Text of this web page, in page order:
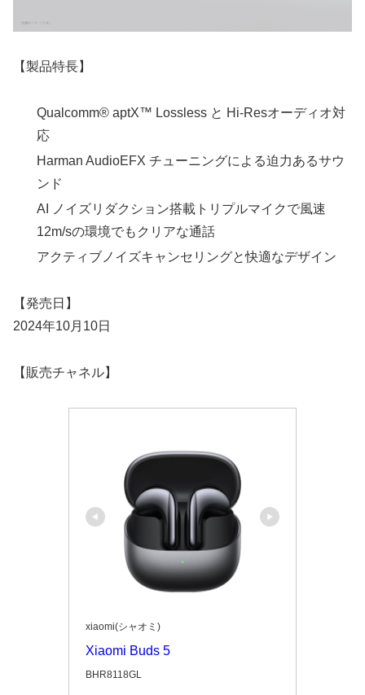
【製品特長】
Qualcomm® aptX™ Lossless と Hi-Resオーディオ対
応
Harman AudioEFX チューニングによる迫力あるサウ
ンド
AI ノイズリダクション搭載トリプルマイクで風速
12m/sの環境でもクリアな通話
アクティブノイズキャンセリングと快適なデザイン
【発売日】
2024年10月10日
【販売チャネル】
xiaomi(シャオミ)
Xiaomi Buds 5
BHR8118GL